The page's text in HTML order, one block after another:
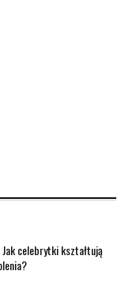
celebrytki kształtują